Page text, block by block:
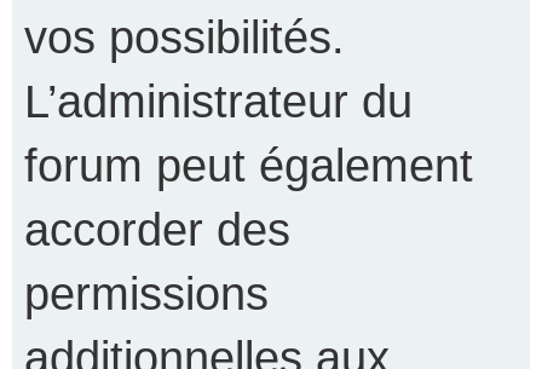
vos possibilités.
L’administrateur du
forum peut également
accorder des
permissions
additionnelles aux